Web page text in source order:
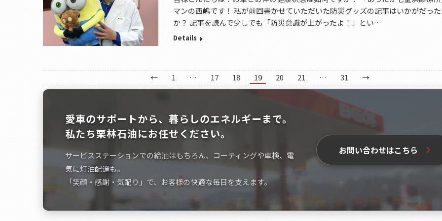
マンの西嶋です！ 私が前回書かせていただいた防災グッズの記事はいかがだっ
か？ 記事を読んで少しでも「防災意識が上がったよ！」とい…
Details
← 1 … 17 18 19 20 21 … 31 →
愛車のサポートから、暮らしのエネルギーまで。
私たち栗林石油にお任せください。
サービスステーションでの給油はもちろん、コーティングや車検、電
気に灯油配達も。
「笑顔・感謝・気配り」で、お客様の快適な毎日を支えます。
お問い合わせはこちら